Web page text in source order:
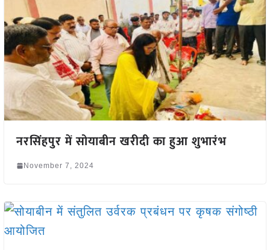
नरसिंहपुर में सोयाबीन खरीदी का हुआ शुभारंभ
November 7, 2024